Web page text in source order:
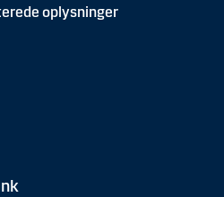
oplysninger